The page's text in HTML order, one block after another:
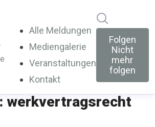
Alle Meldungen
Mediengalerie
Veranstaltungen
Kontakt
Folgen
Nicht
mehr
folgen
werkvertragsrecht